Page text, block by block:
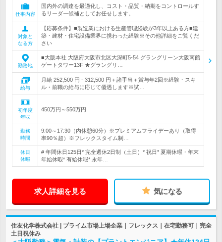
仕事内容
国内外の調達を最適化し、コスト・品質・納期をコントロールす
るリーダー候補としてお任せします。
対象と
なる方
【応募条件】■製造業における生産管理経験が3年以上ある方■建
築・建材・住宅設備業界に携わった経験※その他詳細をご覧くだ
さい
勤務地
■大阪本社 大阪府大阪市北区大深町5-54 グラングリーン大阪南館
ゲートタワー13F ★グラングリ…
給与
月給 252,500 円 - 312,500 円＋諸手当＋賞与年2回※経験・スキ
ル・前職の給与に応じて優遇します※試…
初年度
年収
450万円～550万円
勤務
時間
9:00～17:30（内休憩60分）※プレミアムフライデーあり（取得
率90％超）※フレックスタイム制…
休日
休暇
# 年間休日125日* 完全週休2日制（土日）* 祝日* 夏期休暇・年末
年始休暇* 有給休暇* 永年…
求人詳細を見る 気になる
住友化学株式会社 | プライム市場上場企業｜フレックス｜在宅勤務可｜完全
土日祝休み